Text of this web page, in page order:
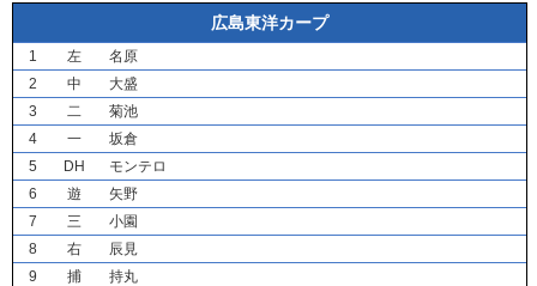
広島東洋カープ
1 左
名原
2
中
大盛
3
二
菊池
4
一
坂倉
5
DH
モンテロ
6
遊
矢野
7
三
小園
8
右
辰見
9
捕
持丸